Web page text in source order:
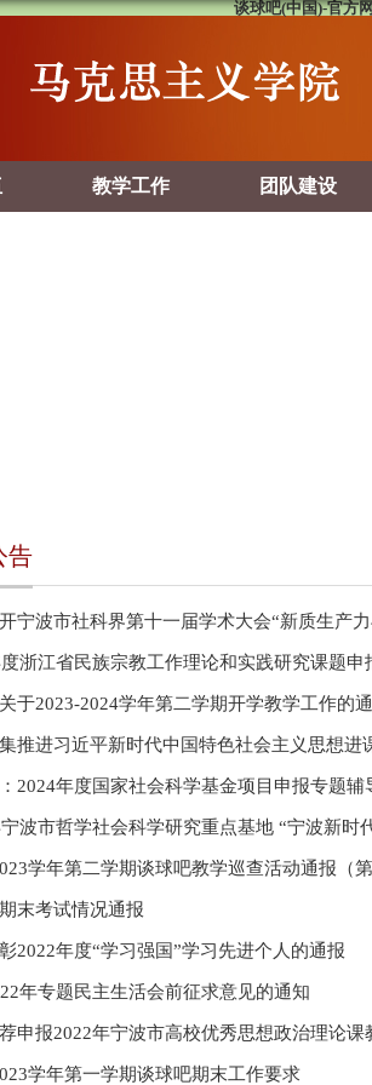
谈球吧(中国)-官方
教学工作 团队建设
告
宁波市社科界第十一届学术大会“新质生产
浙江省民族宗教工作理论和实践研究课题申
于2023-2024学年第二学期开学教学工作的
推进习近平新时代中国特色社会主义思想进
2024年度国家社会科学基金项目申报专题辅
2023年宁波市哲学
学年第二学期谈球吧教学巡查活动通报（第
末考试情况通报
2022年度“学习强国”学习先进个人的通报
年专题民主生活会前征求意见的通知
申报2022年宁波市高校优秀思想政治理论课
学年第一学期谈球吧期末工作要求